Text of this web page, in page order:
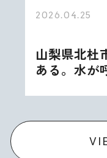
2026.04.25
山梨県北杜
ある。水が